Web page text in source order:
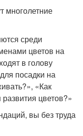
многолетние
среди
цветов на
в голову
посадки на
«Как
цветов?»
вы без труда